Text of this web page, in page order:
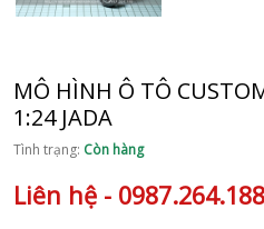
MÔ HÌNH Ô TÔ
1:24 JADA
Tình trạng: Còn hàng
Liên hệ -